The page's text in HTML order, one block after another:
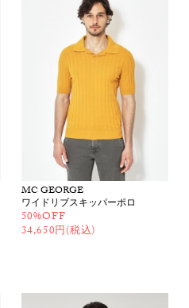
MC GEORGE
ワイドリブスキッパーポロ
50%OFF
34,650円(税込)